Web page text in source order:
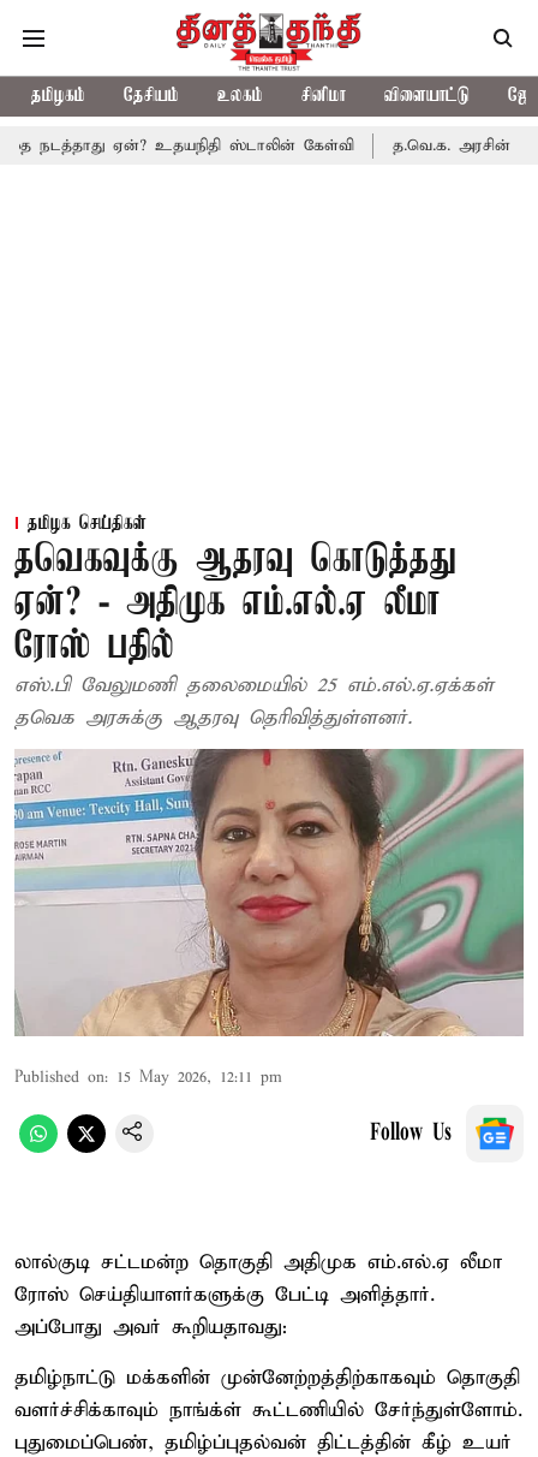
தமிழகம் தேசியம் உலகம் சினிமா விளையாட்டு
ஏன்? உதயநிதி ஸ்டாலின் கேள்வி த.வெ.க. அரசின் முதல் பட்ஜெட்:
தமிழக செய்திகள்
தவெகவுக்கு ஆதரவு கொடுத்தது
ஏன்? - அதிமுக எம்.எல்.ஏ லீமா
ரோஸ் பதில்
எஸ்.பி வேலுமணி தலைமையில் 25 எம்.எல்.ஏ.ஏக்கள்
தவெக அரசுக்கு ஆதரவு தெரிவித்துள்ளனர்.
Published on: 15 May 2026, 12:11 pm
Follow Us
லால்குடி சட்டமன்ற தொகுதி அதிமுக எம்.எல்.ஏ லீமா
ரோஸ் செய்தியாளர்களுக்கு பேட்டி அளித்தார்.
அப்போது அவர் கூறியதாவது:
தமிழ்நாட்டு மக்களின் முன்னேற்றத்திற்காகவும் தொகுதி
வளர்ச்சிக்காவும் நாங்க்ள் கூட்டணியில் சேர்ந்துள்ளோம்.
புதுமைப்பெண், தமிழ்ப்புதல்வன் திட்டத்தின் கீழ் உயர்